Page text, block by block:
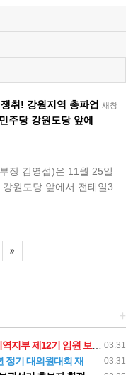
새창
취! 강원지역 총파업
주당 강원도당 앞에
장 김영섭)은 11월 25일
원도당 앞에서 전태일3
+
03.31
기 임원 보궐선거결과 공고
03.31
대의원대회 재소집 건